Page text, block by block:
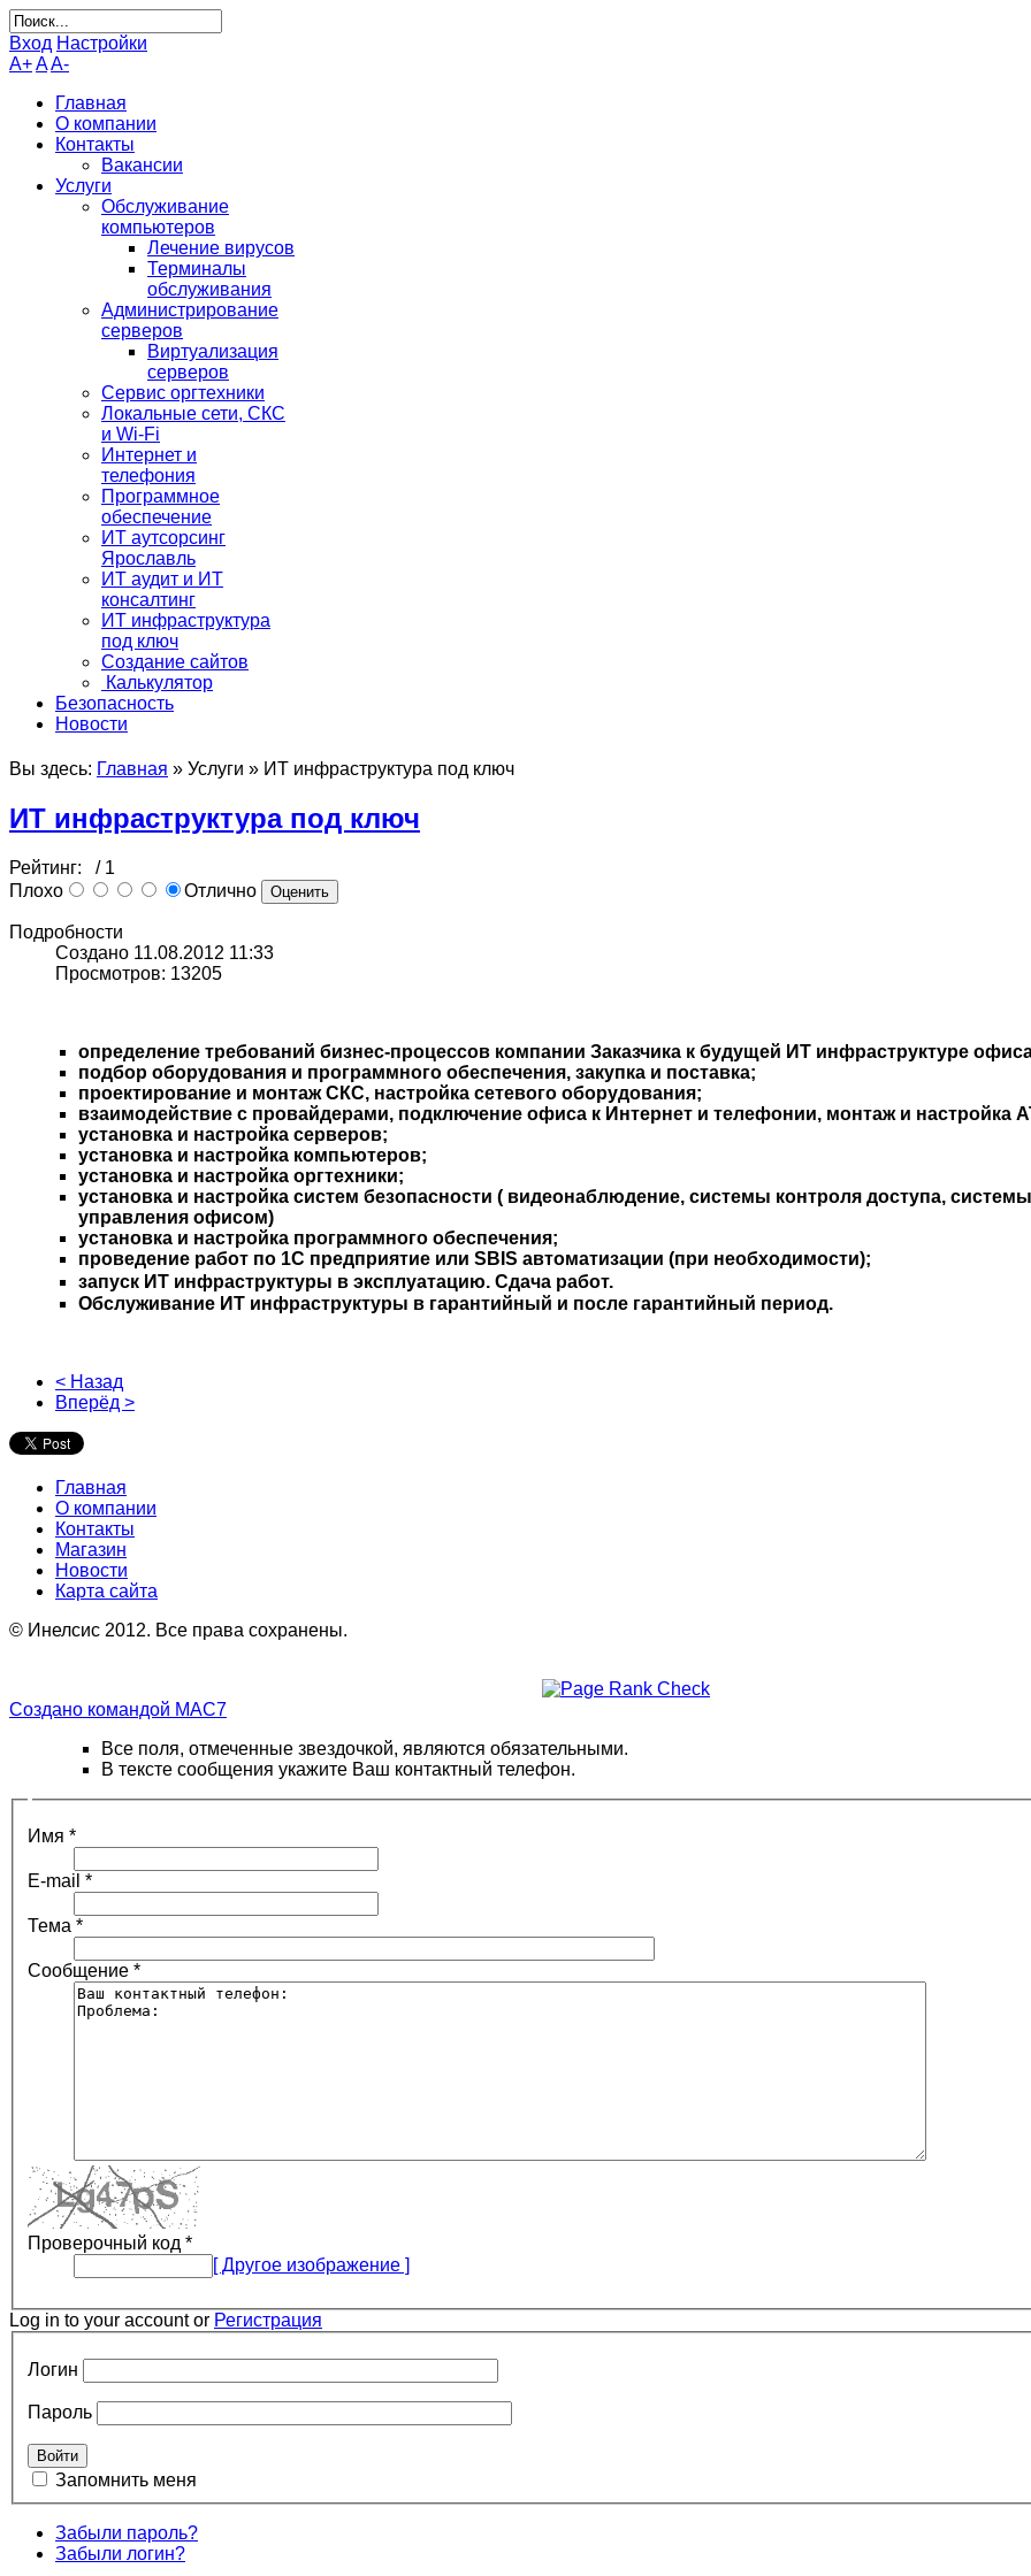
Вход Настройки
A+AA-
Главная
О компании
Контакты
Вакансии
Услуги
Обслуживание
компьютеров
Лечение вирусов
Терминалы
обслуживания
Администрирование
серверов
Виртуализация
серверов
Сервис оргтехники
Локальные сети, СКС
и Wi-Fi
Интернет и
телефония
Программное
обеспечение
ИТ аутсорсинг
Ярославль
ИТ аудит и ИТ
консалтинг
ИТ инфраструктура
под ключ
Создание сайтов
Калькулятор
Безопасность
Новости
Вы здесь: Главная » Услуги » ИТ инфраструктура под ключ
ИТ инфраструктура под ключ
Рейтинг:
/ 1
Плохо
Отлично
Подробности
Создано 11.08.2012 11:33
Просмотров: 13205
определение требований бизнес-процессов компании Заказчика к будущей ИТ инфраструктуре
подбор оборудования и программного обеспечения, закупка и поставка;
проектирование и монтаж СКС, настройка сетевого оборудования;
взаимодействие с провайдерами, подключение офиса к Интернет и телефонии, монтаж и настройка
установка и настройка серверов;
установка и настройка компьютеров;
установка и настройка оргтехники;
установка и настройка систем безопасности ( видеонаблюдение, системы контроля доступа, системы
управления офисом)
установка и настройка программного обеспечения;
проведение работ по 1С предприятие или SBIS автоматизации (при необходимости);
запуск ИТ инфраструктуры в эксплуатацию. Сдача работ.
Обслуживание ИТ инфраструктуры в гарантийный и после гарантийный период.
< Назад
Вперёд >
Главная
О компании
Контакты
Магазин
Новости
Карта сайта
© Инелсис 2012. Все права сохранены.
Создано командой MAC7
Все поля, отмеченные звездочкой, являются обязательными.
В тексте сообщения укажите Ваш контактный телефон.
Имя *
E-mail *
Тема *
Сообщение *
Проверочный код *
[ Другое изображение ]
Log in to your account or Регистрация
Логин
Пароль
Запомнить меня
Забыли пароль?
Забыли логин?